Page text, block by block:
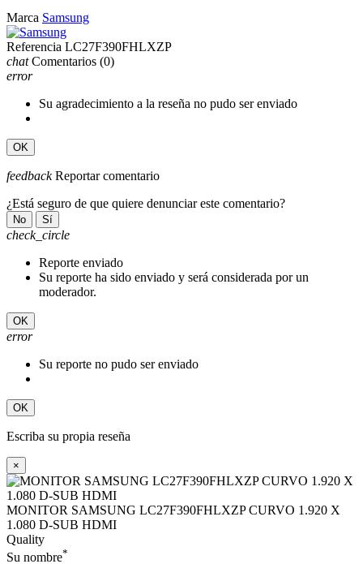
Marca Samsung
Referencia LC27F390FHLXZP
chat Comentarios (0)
error
Su agradecimiento a la reseña no pudo ser enviado
OK
feedback Reportar comentario
¿Está seguro de que quiere denunciar este comentario?
No Sí
check_circle
Reporte enviado
Su reporte ha sido enviado y será considerada por un
moderador.
OK
error
Su reporte no pudo ser enviado
OK
Escriba su propia reseña
×
MONITOR SAMSUNG LC27F390FHLXZP CURVO 1.920 X
1.080 D-SUB HDMI
Quality
Su nombre*